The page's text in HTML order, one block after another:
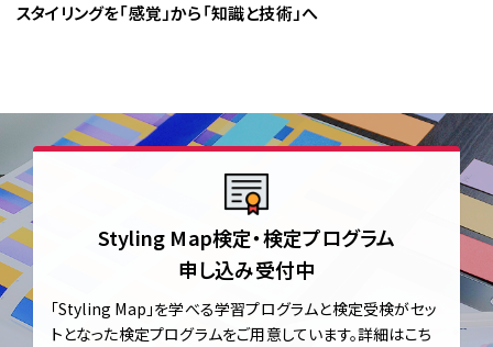
スタイリングを「感覚」から「知識と技術」へ
Styling Map検定・検定プログラム
申し込み受付中
「Styling Map」を学べる学習プログラムと検定受検がセッ
トとなった検定プログラムをご用意しています。詳細はこち